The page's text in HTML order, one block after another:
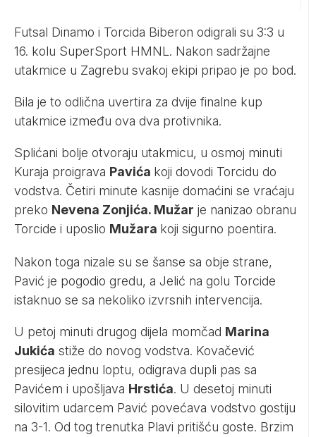
Futsal Dinamo i Torcida Biberon odigrali su 3:3 u
16. kolu SuperSport HMNL. Nakon sadržajne
utakmice u Zagrebu svakoj ekipi pripao je po bod.
Bila je to odlična uvertira za dvije finalne kup
utakmice između ova dva protivnika.
Splićani bolje otvoraju utakmicu, u osmoj minuti
Kuraja proigrava Pavića koji dovodi Torcidu do
vodstva. Četiri minute kasnije domaćini se vraćaju
preko Nevena Zonjića. Mužar je nanizao obranu
Torcide i uposlio Mužara koji sigurno poentira.
Nakon toga nizale su se šanse sa obje strane,
Pavić je pogodio gredu, a Jelić na golu Torcide
istaknuo se sa nekoliko izvrsnih intervencija.
U petoj minuti drugog dijela momčad Marina
Jukića stiže do novog vodstva. Kovačević
presijeca jednu loptu, odigrava dupli pas sa
Pavićem i upošljava Hrstića. U desetoj minuti
silovitim udarcem Pavić povećava vodstvo gostiju
na 3-1. Od tog trenutka Plavi pritišću goste. Brzim